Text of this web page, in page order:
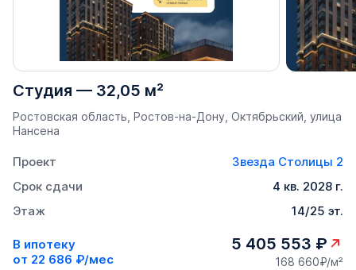
Студия — 32,05 м²
Ростовская область, Ростов-на-Дону, Октябрьский, улица
Нансена
Проект
Звезда Столицы 2
Срок сдачи
4 кв. 2028 г.
Этаж
14/25 эт.
В ипотеку
от 22 686 ₽/мес
5 405 553 ₽
168 660₽/м²